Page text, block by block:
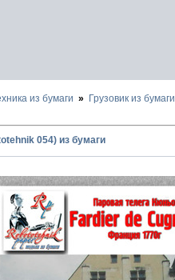
из бумаги Грузовик из бумаги
054) из бумаги